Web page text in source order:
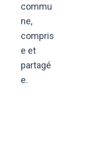
commu
ne,
compris
e et
partagé
e.